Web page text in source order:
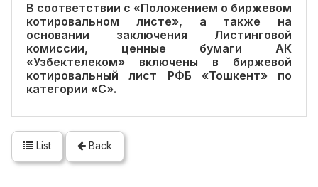
В соответствии с «Положением о биржевом
котировальном листе», а также на
основании заключения Листинговой
комиссии, ценные бумаги АК
«Узбектелеком» включены в биржевой
котировальный лист РФБ «Тошкент» по
категории «C».
List Back